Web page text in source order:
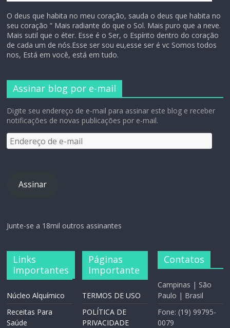
O deus que habita no meu coração, sauda o deus que habita no
seu coração ” Mais radiante do que o Sol. Mais puro que a neve.
Mais sutil que o éter. Esse é o Ser, o Espírito dentro do coração
de cada um de nós.Esse ser sou eu,esse ser é vc Somos todos
nos, Está em você, está em tudo.
Assinar blog por e-mail
Digite seu endereço de e-mail para assinar este blog e receber
notificações de novas publicações por e-mail.
Assinar
Junte-se a 18mil outros assinantes
Links
Importantes
Núcleo Alquímico
Receitas Para
Saúde
Páginas
Importante
TERMOS DE USO
POLÍTICA DE
PRIVACIDADE
Contatos
Campinas | São
Paulo | Brasil
Fone: (19) 99795-
0079